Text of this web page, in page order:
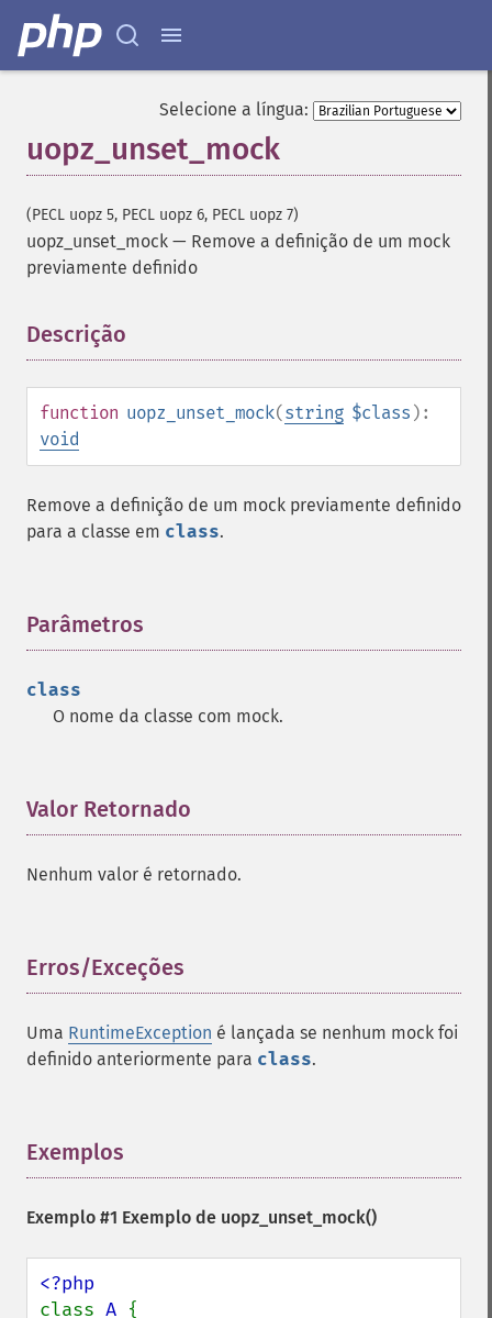
Selecione a língua:
uopz_unset_mock
(PECL uopz 5, PECL uopz 6, PECL uopz 7)
uopz_unset_mock — Remove a definição de um mock
previamente definido
Descrição
function uopz_unset_mock(string $class ):
void
Remove a definição de um mock previamente definido
para a classe em class.
Parâmetros
class
O nome da classe com mock.
Valor Retornado
Nenhum valor é retornado.
Erros/Exceções
Uma RuntimeException é lançada se nenhum mock foi
definido anteriormente para class.
Exemplos
Exemplo #1 Exemplo de uopz_unset_mock()
class A {